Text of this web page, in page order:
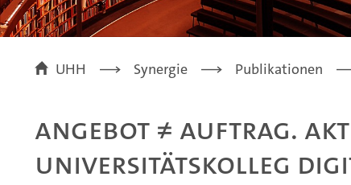
UHH Synergie Publikationen
Angebot ≠ Auftrag.
Universitätskolleg